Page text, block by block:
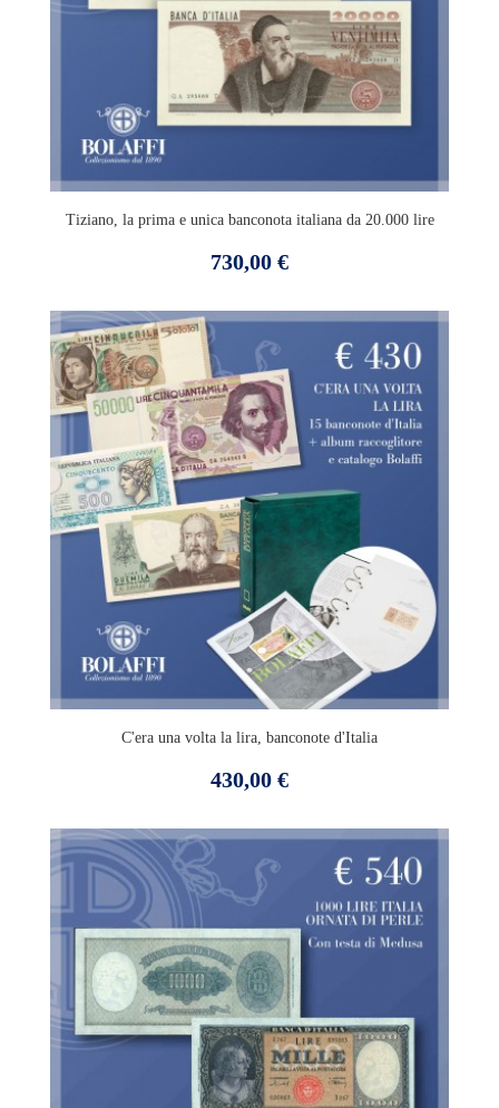
Tiziano, la prima e unica banconota italiana da 20.000 lire
Prezzo
730,00 €
C'era una volta la lira, banconote d'Italia
Prezzo
430,00 €